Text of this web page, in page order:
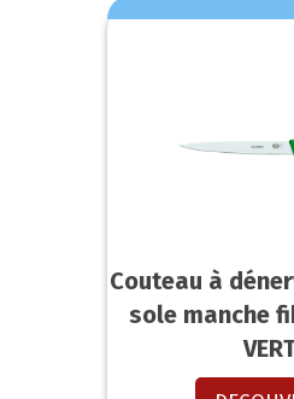
Couteau à
sole manche